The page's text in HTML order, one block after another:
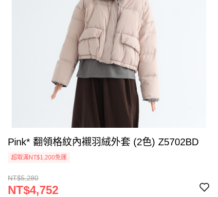
Pink* 翻領格紋內襯羽絨外套 (2色) Z5702BD
超取滿NT$1,200免運
NT$5,280
NT$4,752